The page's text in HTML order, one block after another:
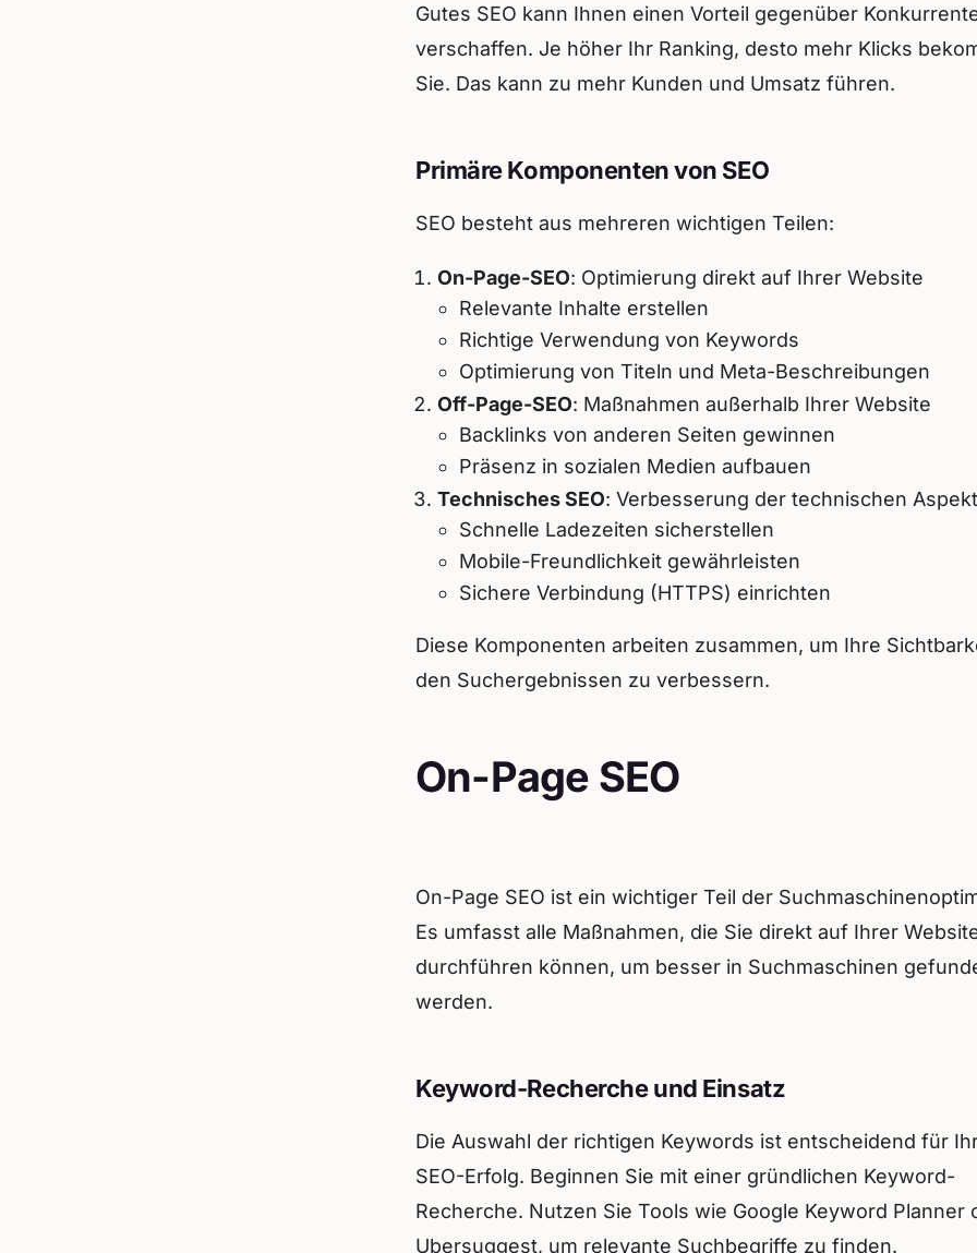
Gutes SEO kann Ihnen einen Vorteil gegenüber
verschaffen. Je höher Ihr Ranking, desto mehr Klicks
Sie. Das kann zu mehr Kunden und Umsatz führen.
Primäre Komponenten von SEO
SEO besteht aus mehreren wichtigen Teilen:
On-Page-SEO: Optimierung direkt auf Ihrer Website
Relevante Inhalte erstellen
Richtige Verwendung von Keywords
Optimierung von Titeln und Meta-Beschreibungen
Off-Page-SEO: Maßnahmen außerhalb Ihrer Website
Backlinks von anderen Seiten gewinnen
Präsenz in sozialen Medien aufbauen
Technisches SEO: Verbesserung der technischen
Schnelle Ladezeiten sicherstellen
Mobile-Freundlichkeit gewährleisten
Sichere Verbindung (HTTPS) einrichten
Diese Komponenten arbeiten zusammen, um Ihre
den Suchergebnissen zu verbessern.
On-Page SEO
On-Page SEO ist ein wichtiger Teil der
Es umfasst alle Maßnahmen, die Sie direkt auf Ihrer
durchführen können, um besser in Suchmaschinen
werden.
Keyword-Recherche und Einsatz
Die Auswahl der richtigen Keywords ist entscheidend für
SEO-Erfolg. Beginnen Sie mit einer gründlichen Keyword-
Recherche. Nutzen Sie Tools wie Google Keyword Planner
Ubersuggest, um relevante Suchbegriffe zu finden.